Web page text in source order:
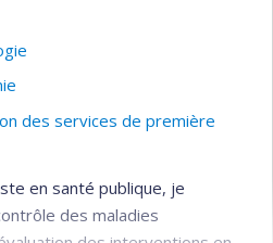
des services de première
en santé publique, je
des maladies